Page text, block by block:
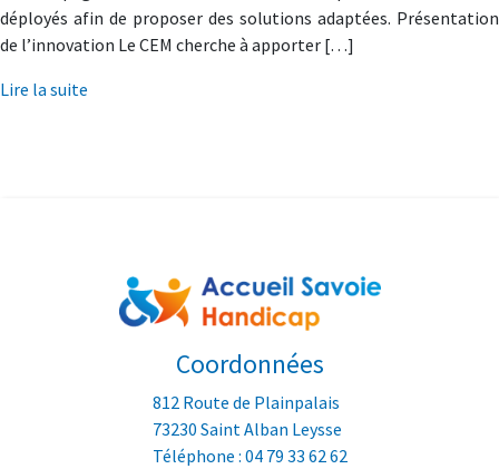
déployés afin de proposer des solutions adaptées. Présentation
de l’innovation Le CEM cherche à apporter […]
Lire la suite
Coordonnées
812 Route de Plainpalais
73230 Saint Alban Leysse
Téléphone : 04 79 33 62 62